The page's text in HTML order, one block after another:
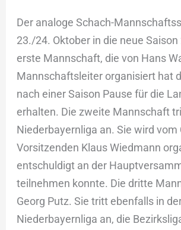
Der analoge Schach-
23./24. Oktober in die neue
erste Mannschaft, die von Hans
Mannschaftsleiter organisiert hat
nach einer Saison Pause für die
erhalten. Die zweite Mannschaft
Niederbayernliga an. Sie wird vom
Vorsitzenden Klaus Wiedmann
entschuldigt an der
teilnehmen konnte. Die dritte
Georg Putz. Sie tritt ebenfalls in
Niederbayernliga an, die